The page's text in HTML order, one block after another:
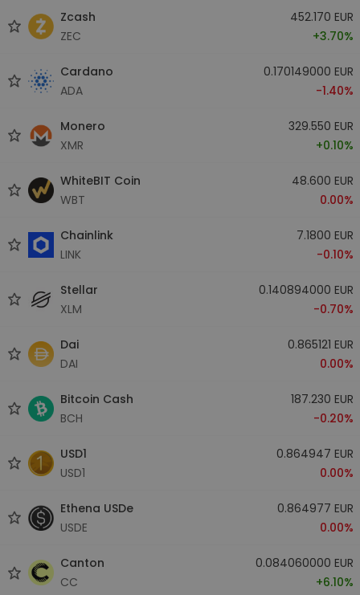
Zcash
ZEC
452.170 EUR
+3.70%
Cardano
ADA
0.170149000 EUR
-1.40%
Monero
XMR
329.550 EUR
+0.10%
WhiteBIT Coin
WBT
48.600 EUR
0.00%
Chainlink
LINK
7.1800 EUR
-0.10%
Stellar
XLM
0.140894000 EUR
-0.70%
Dai
DAI
0.865121 EUR
0.00%
Bitcoin Cash
BCH
187.230 EUR
-0.20%
USD1
USD1
0.864947 EUR
0.00%
Ethena USDe
USDE
0.864977 EUR
0.00%
Canton
CC
0.084060000 EUR
+6.10%